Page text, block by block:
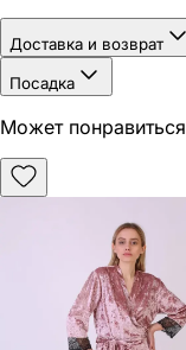
Доставка и возврат
Посадка
Может понравиться